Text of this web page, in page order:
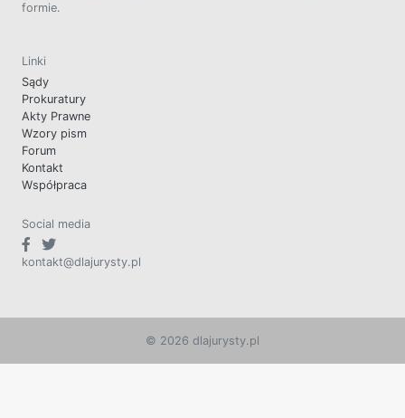
formie.
Linki
Sądy
Prokuratury
Akty Prawne
Wzory pism
Forum
Kontakt
Współpraca
Social media
kontakt@dlajurysty.pl
© 2026 dlajurysty.pl